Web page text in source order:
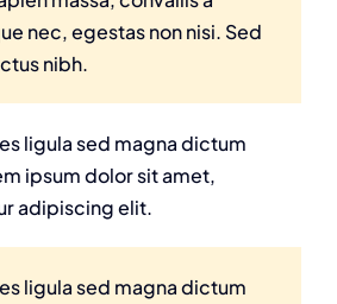
nec, egestas non nisi. Sed
nibh.
ligula sed magna dictum
ipsum dolor sit amet,
adipiscing elit.
ligula sed magna dictum